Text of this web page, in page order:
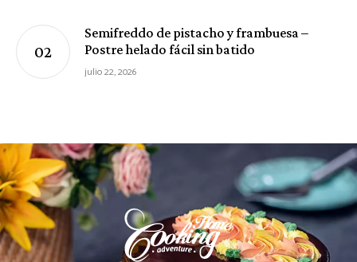
Semifreddo de pistacho y frambuesa –
Postre helado fácil sin batido
julio 22, 2026